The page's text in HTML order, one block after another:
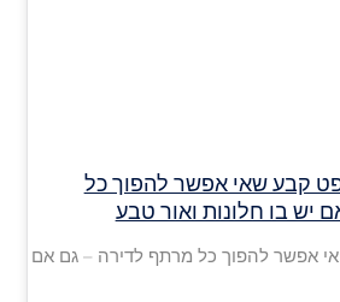
קבע שאי אפשר להפוך כל
יש בו חלונות ואור טבע
אפשר להפוך כל מרתף לדירה – גם אם